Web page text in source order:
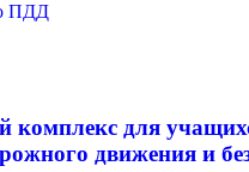
ПДД
для
движения и